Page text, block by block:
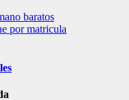
baratos
por matricula